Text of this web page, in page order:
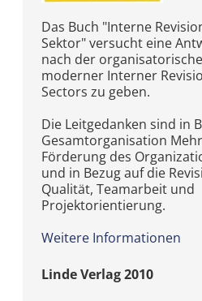
Das Buch "Interne
Sektor" versucht eine
nach der
moderner Interner
Sectors zu geben.
Die Leitgedanken sind in
Gesamtorganisation
Förderung des
und in Bezug auf die
Qualität, Teamarbeit und
Projektorientierung.
Weitere Informationen
Linde Verlag 2010